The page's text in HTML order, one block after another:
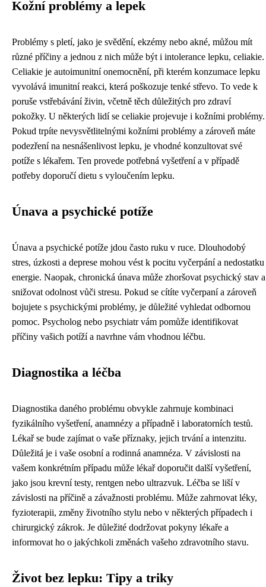
Kožní problémy a lepek
Problémy s pletí, jako je svědění, ekzémy nebo akné, můžou mít
různé příčiny a jednou z nich může být i intolerance lepku, celiakie.
Celiakie je autoimunitní onemocnění, při kterém konzumace lepku
vyvolává imunitní reakci, která poškozuje tenké střevo. To vede k
poruše vstřebávání živin, včetně těch důležitých pro zdraví
pokožky. U některých lidí se celiakie projevuje i kožními problémy.
Pokud trpíte nevysvětlitelnými kožními problémy a zároveň máte
podezření na nesnášenlivost lepku, je vhodné konzultovat své
potíže s lékařem. Ten provede potřebná vyšetření a v případě
potřeby doporučí dietu s vyloučením lepku.
Únava a psychické potíže
Únava a psychické potíže jdou často ruku v ruce. Dlouhodobý
stres, úzkosti a deprese mohou vést k pocitu vyčerpání a nedostatku
energie. Naopak, chronická únava může zhoršovat psychický stav a
snižovat odolnost vůči stresu. Pokud se cítíte vyčerpaní a zároveň
bojujete s psychickými problémy, je důležité vyhledat odbornou
pomoc. Psycholog nebo psychiatr vám pomůže identifikovat
příčiny vašich potíží a navrhne vám vhodnou léčbu.
Diagnostika a léčba
Diagnostika daného problému obvykle zahrnuje kombinaci
fyzikálního vyšetření, anamnézy a případně i laboratorních testů.
Lékař se bude zajímat o vaše příznaky, jejich trvání a intenzitu.
Důležitá je i vaše osobní a rodinná anamnéza. V závislosti na
vašem konkrétním případu může lékař doporučit další vyšetření,
jako jsou krevní testy, rentgen nebo ultrazvuk. Léčba se liší v
závislosti na příčině a závažnosti problému. Může zahrnovat léky,
fyzioterapii, změny životního stylu nebo v některých případech i
chirurgický zákrok. Je důležité dodržovat pokyny lékaře a
informovat ho o jakýchkoli změnách vašeho zdravotního stavu.
Život bez lepku: Tipy a triky